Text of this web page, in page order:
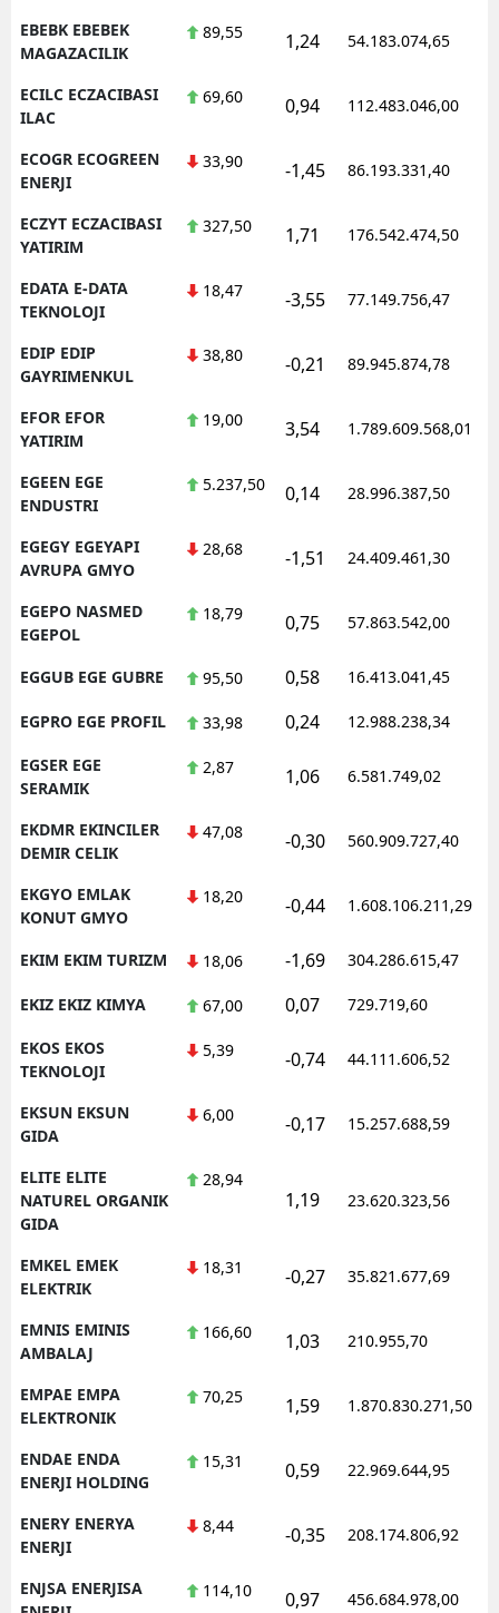
EBEBK EBEBEK
MAGAZACILIK
89,55 1,24 54.183.074,65
ECILC ECZACIBASI
ILAC
69,60 0,94 112.483.046,00
ECOGR ECOGREEN
ENERJI
33,90 -1,45 86.193.331,40
ECZYT ECZACIBASI
YATIRIM
327,50 1,71 176.542.474,50
EDATA E-DATA
TEKNOLOJI
18,47 -3,55 77.149.756,47
EDIP EDIP
GAYRIMENKUL
38,80 -0,21 89.945.874,78
EFOR EFOR
YATIRIM
19,00 3,54 1.789.609.568,01
EGEEN EGE
ENDUSTRI
5.237,50 0,14 28.996.387,50
EGEGY EGEYAPI
AVRUPA GMYO
28,68 -1,51 24.409.461,30
EGEPO NASMED
EGEPOL
18,79 0,75 57.863.542,00
EGGUB EGE GUBRE 95,50 0,58 16.413.041,45
EGPRO EGE PROFIL 33,98 0,24 12.988.238,34
EGSER EGE
SERAMIK
2,87 1,06 6.581.749,02
EKDMR EKINCILER
DEMIR CELIK
47,08 -0,30 560.909.727,40
EKGYO EMLAK
KONUT GMYO
18,20 -0,44 1.608.106.211,29
EKIM EKIM TURIZM 18,06 -1,69 304.286.615,47
EKIZ EKIZ KIMYA 67,00 0,07 729.719,60
EKOS EKOS
TEKNOLOJI
5,39 -0,74 44.111.606,52
EKSUN EKSUN
GIDA
6,00 -0,17 15.257.688,59
ELITE ELITE
NATUREL ORGANIK
GIDA
28,94
1,19 23.620.323,56
EMKEL EMEK
ELEKTRIK
18,31 -0,27 35.821.677,69
EMNIS EMINIS
AMBALAJ
166,60 1,03 210.955,70
EMPAE EMPA
ELEKTRONIK
70,25 1,59 1.870.830.271,50
ENDAE ENDA
ENERJI HOLDING
15,31 0,59 22.969.644,95
ENERY ENERYA
ENERJI
8,44 -0,35 208.174.806,92
ENJSA ENERJISA
114,10 0,97 456.684.978,00